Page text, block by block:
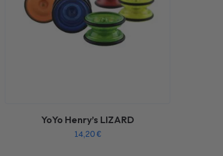
YoYo Henry’s LIZARD
14,20€